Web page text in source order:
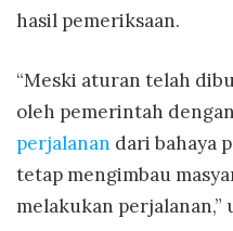
hasil pemeriksaan.
“Meski aturan telah
oleh pemerintah
perjalanan dari bahaya
tetap mengimbau
melakukan perjalanan,”